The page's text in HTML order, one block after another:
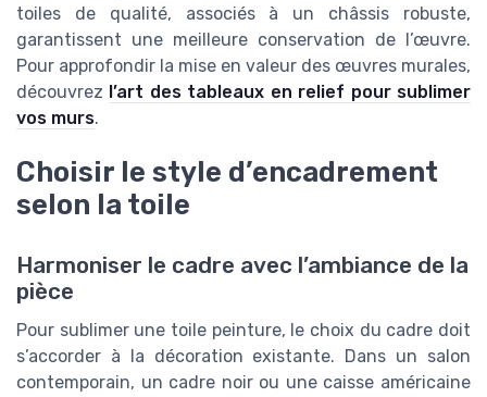
toiles de qualité, associés à un châssis robuste,
garantissent une meilleure conservation de l’œuvre.
Pour approfondir la mise en valeur des œuvres murales,
découvrez l’art des tableaux en relief pour sublimer
vos murs.
Choisir le style d’encadrement
selon la toile
Harmoniser le cadre avec l’ambiance de la
pièce
Pour sublimer une toile peinture, le choix du cadre doit
s’accorder à la décoration existante. Dans un salon
contemporain, un cadre noir ou une caisse américaine